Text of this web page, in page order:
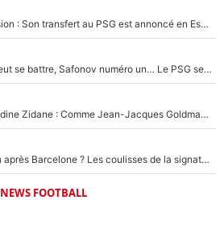
Ferran Torres a pris sa décision : Son transfert au PSG est annoncé en Espagne !
Suzuki recruté, Chevalier veut se battre, Safonov numéro un… Le PSG se lance encore dans un gros chantier pour le poste de gardien de but
Un documentaire avec Zinedine Zidane : Comme Jean-Jacques Goldman et Mylène Farmer, le nouveau sélectionneur de l'équipe de France a recalé une journaliste très connue
Le PSG comme seule option après Barcelone ? Les coulisses de la signature historique de Lionel Messi sont révélées au grand jour !
NEWS FOOTBALL